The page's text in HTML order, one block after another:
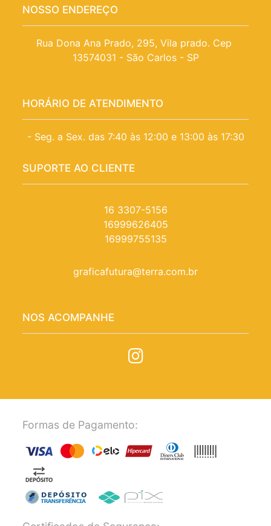
NOSSO ENDEREÇO
Rua Dona Ana Prado, 295, Vila prado. Cep
13574031 - São Carlos - SP
HORÁRIO DE ATENDIMENTO
- Seg. a Sex. das 7:40 às 12:00 e 13:00 às 17:30
SUPORTE AO CLIENTE
16 3307-5156
16999626405
16999755135
graficafutura@terra.com.br
NOS ACOMPANHE
Formas de Pagamento: